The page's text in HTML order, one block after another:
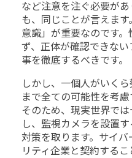
など注意を注ぐ必要が
も、同じことが言えま
意識」が重要なのです
ず、正体が確認できな
事を徹底するべきです。
しかし、一個人がいく
まで全ての可能性を考慮
そのため、現実世界で
し、監視カメラを設置
対策を取ります。サイ
リティ企業と契約する